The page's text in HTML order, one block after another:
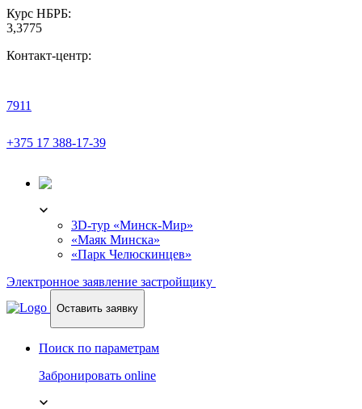
Курс НБРБ:
3,3775
Контакт-центр:
7911
+375 17 388-17-39
3D-тур «Минск-Мир»
«Маяк Минска»
«Парк Челюскинцев»
Электронное заявление застройщику
Оставить заявку
Поиск по параметрам
Забронировать online